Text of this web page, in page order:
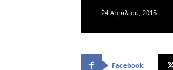
24 Απριλίου, 2015
Facebook